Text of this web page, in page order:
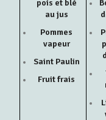
pois et blé
au jus
Pommes
vapeur
Saint Paulin
Fruit frais